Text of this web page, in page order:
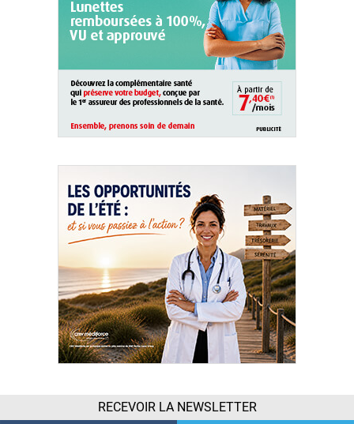
RECEVOIR LA NEWSLETTER